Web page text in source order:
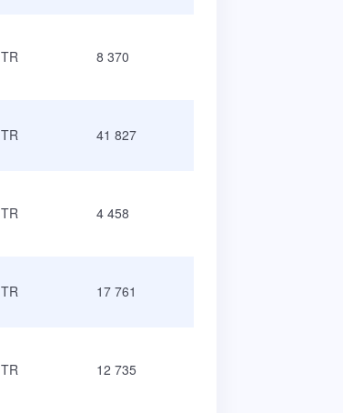
TR 8 370
TR 41 827
TR 4 458
TR 17 761
TR 12 735